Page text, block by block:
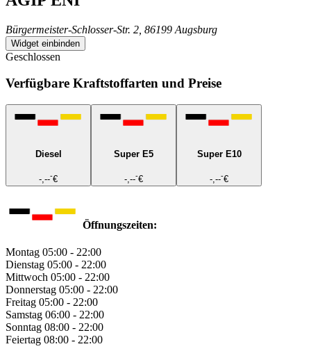
Bürgermeister-Schlosser-Str. 2, 86199 Augsburg
Widget einbinden
Geschlossen
Verfügbare Kraftstoffarten und Preise
Diesel
-,---€
Super E5
-,---€
Super E10
-,---€
Öffnungszeiten:
Montag 05:00 - 22:00
Dienstag 05:00 - 22:00
Mittwoch 05:00 - 22:00
Donnerstag 05:00 - 22:00
Freitag 05:00 - 22:00
Samstag 06:00 - 22:00
Sonntag 08:00 - 22:00
Feiertag 08:00 - 22:00